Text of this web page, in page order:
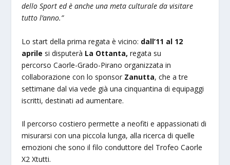
dello Sport ed è anche una meta culturale da visitare
tutto l’anno.”
Lo start della prima regata è vicino: dall’11 al 12
aprile si disputerà La Ottanta,regata su
percorso Caorle-Grado-Pirano organizzata in
collaborazione con lo sponsor Zanutta, che a tre
settimane dal via vede già una cinquantina di equipaggi
iscritti, destinati ad aumentare.
Il percorso costiero permette a neofiti e appassionati di
misurarsi con una piccola lunga, alla ricerca di quelle
emozioni che sono il filo conduttore del Trofeo Caorle
X2 Xtutti.